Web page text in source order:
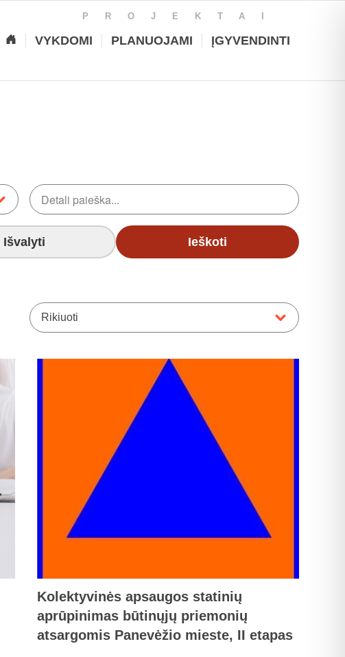
PROJEKTAI
VYKDOMI PLANUOJAMI ĮGYVENDINTI
Išvalyti Ieškoti
Rikiuoti
Kolektyvinės apsaugos statinių
aprūpinimas būtinųjų priemonių
atsargomis Panevėžio mieste, II etapas